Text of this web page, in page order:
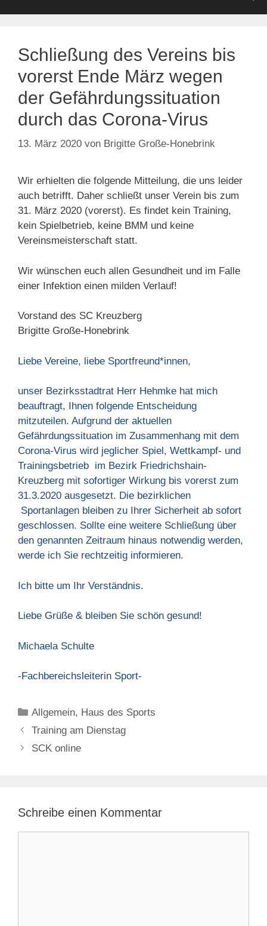
Schließung des Vereins bis
vorerst Ende März wegen
der Gefährdungssituation
durch das Corona-Virus
13. März 2020 von Brigitte Große-Honebrink
Wir erhielten die folgende Mitteilung, die uns leider
auch betrifft. Daher schließt unser Verein bis zum
31. März 2020 (vorerst). Es findet kein Training,
kein Spielbetrieb, keine BMM und keine
Vereinsmeisterschaft statt.
Wir wünschen euch allen Gesundheit und im Falle
einer Infektion einen milden Verlauf!
Vorstand des SC Kreuzberg
Brigitte Große-Honebrink
Liebe Vereine, liebe Sportfreund*innen,
unser Bezirksstadtrat Herr Hehmke hat mich
beauftragt, Ihnen folgende Entscheidung
mitzuteilen. Aufgrund der aktuellen
Gefährdungssituation im Zusammenhang mit dem
Corona-Virus wird jeglicher Spiel, Wettkampf- und
Trainingsbetrieb im Bezirk Friedrichshain-
Kreuzberg mit sofortiger Wirkung bis vorerst zum
31.3.2020 ausgesetzt. Die bezirklichen
Sportanlagen bleiben zu Ihrer Sicherheit ab sofort
geschlossen. Sollte eine weitere Schließung über
den genannten Zeitraum hinaus notwendig werden,
werde ich Sie rechtzeitig informieren.
Ich bitte um Ihr Verständnis.
Liebe Grüße & bleiben Sie schön gesund!
Michaela Schulte
-Fachbereichsleiterin Sport-
Kategorien
Allgemein, Haus des Sports
Training am Dienstag
SCK online
Schreibe einen Kommentar